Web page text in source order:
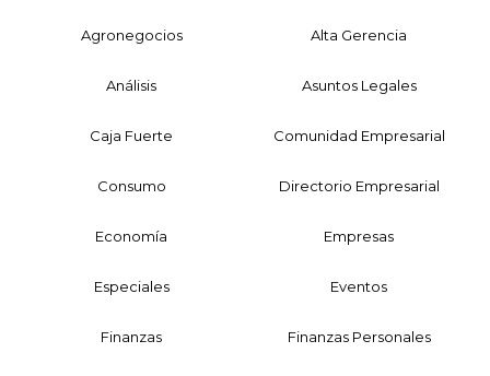
Agronegocios Alta Gerencia
Análisis Asuntos Legales
Caja Fuerte Comunidad Empresarial
Consumo Directorio Empresarial
Economía Empresas
Especiales Eventos
Finanzas Finanzas Personales